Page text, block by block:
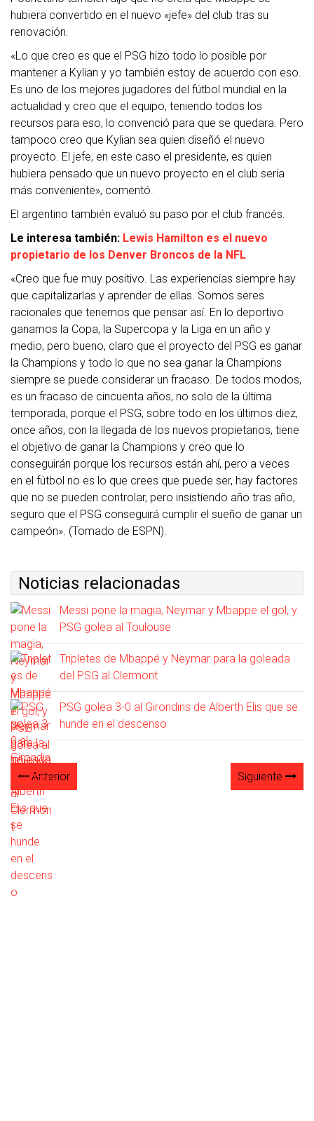
hubiera convertido en el nuevo «jefe» del club tras su
renovación.
«Lo que creo es que el PSG hizo todo lo posible por
mantener a Kylian y yo también estoy de acuerdo con eso.
Es uno de los mejores jugadores del fútbol mundial en la
actualidad y creo que el equipo, teniendo todos los
recursos para eso, lo convenció para que se quedara. Pero
tampoco creo que Kylian sea quien diseñó el nuevo
proyecto. El jefe, en este caso el presidente, es quien
hubiera pensado que un nuevo proyecto en el club sería
más conveniente», comentó.
El argentino también evaluó su paso por el club francés.
Le interesa también: Lewis Hamilton es el nuevo
propietario de los Denver Broncos de la NFL
«Creo que fue muy positivo. Las experiencias siempre hay
que capitalizarlas y aprender de ellas. Somos seres
racionales que tenemos que pensar así. En lo deportivo
ganamos la Copa, la Supercopa y la Liga en un año y
medio, pero bueno, claro que el proyecto del PSG es ganar
la Champions y todo lo que no sea ganar la Champions
siempre se puede considerar un fracaso. De todos modos,
es un fracaso de cincuenta años, no solo de la última
temporada, porque el PSG, sobre todo en los últimos diez,
once años, con la llegada de los nuevos propietarios, tiene
el objetivo de ganar la Champions y creo que lo
conseguirán porque los recursos están ahí, pero a veces
en el fútbol no es lo que crees que puede ser, hay factores
que no se pueden controlar, pero insistiendo año tras año,
seguro que el PSG conseguirá cumplir el sueño de ganar un
campeón». (Tomado de ESPN).
Noticias relacionadas
Messi pone la magia, Neymar y Mbappe el gol, y
PSG golea al Toulouse
Tripletes de Mbappé y Neymar para la goleada
del PSG al Clermont
PSG golea 3-0 al Girondins de Alberth Elis que se
hunde en el descenso
Anterior Siguiente